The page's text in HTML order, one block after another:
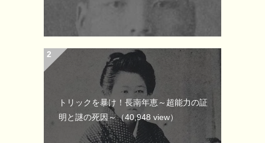
トリックを暴け！長南年恵～超能力の証
明と謎の死因～（40,948 view）